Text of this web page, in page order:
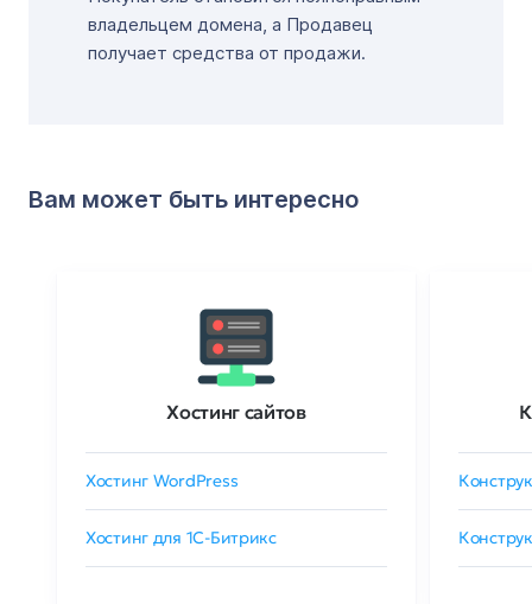
владельцем домена, а Продавец
получает средства от продажи.
Вам может быть интересно
Хостинг сайтов
Хостинг WordPress
Хостинг для 1C-Битрикс